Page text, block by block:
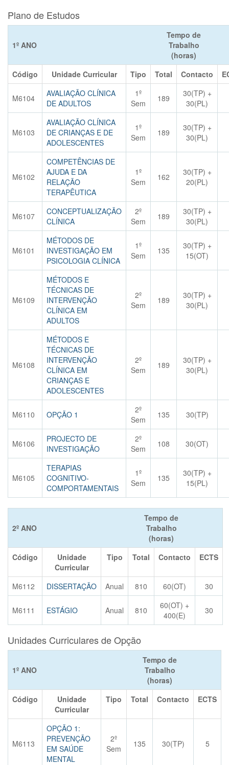
Plano de Estudos
1º ANO
Tempo de
Trabalho
(horas)
Código
Unidade Curricular Tipo Total Contacto
M6104
AVALIAÇÃO CLÍNICA
DE ADULTOS
1º
Sem
189
30(TP) +
30(PL)
M6103
AVALIAÇÃO CLÍNICA
DE CRIANÇAS E DE
ADOLESCENTES
1º
Sem
189
30(TP) +
30(PL)
M6102
COMPETÊNCIAS DE
AJUDA E DA
RELAÇÃO
TERAPÊUTICA
1º
Sem
162
30(TP) +
20(PL)
M6107
CONCEPTUALIZAÇÃO
CLÍNICA
2º
Sem
189
30(TP) +
30(PL)
M6101
MÉTODOS DE
INVESTIGAÇÃO EM
PSICOLOGIA CLÍNICA
1º
Sem
135
30(TP) +
15(OT)
M6109
MÉTODOS E
TÉCNICAS DE
INTERVENÇÃO
CLÍNICA EM
ADULTOS
2º
Sem
189
30(TP) +
30(PL)
M6108
MÉTODOS E
TÉCNICAS DE
INTERVENÇÃO
CLÍNICA EM
CRIANÇAS E
ADOLESCENTES
2º
Sem
189
30(TP) +
30(PL)
M6110 OPÇÃO 1
2º
Sem
135 30(TP)
M6106
PROJECTO DE
INVESTIGAÇÃO
2º
Sem
108 30(OT)
M6105
TERAPIAS
COGNITIVO-
COMPORTAMENTAIS
1º
Sem
135
30(TP) +
15(PL)
2º ANO
Tempo de
Trabalho
(horas)
Código
Unidade
Curricular
Tipo Total Contacto ECTS
M6112 DISSERTAÇÃO Anual 810 60(OT) 30
M6111 ESTÁGIO Anual 810
60(OT) +
400(E)
30
Unidades Curriculares de Opção
1º ANO
Tempo de
Trabalho
(horas)
Código
Unidade
Curricular
Tipo Total Contacto ECTS
M6113
OPÇÃO 1:
PREVENÇÃO
EM SAÚDE
MENTAL
2º
Sem
135 30(TP) 5